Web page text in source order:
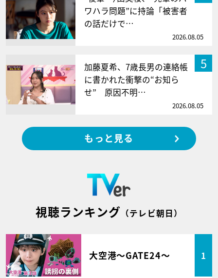
ワハラ問題”に持論「被害者
の話だけで…
2026.08.05
5
加藤夏希、7歳長男の連絡帳
に書かれた衝撃の“お知ら
せ” 原因不明…
2026.08.05
もっと見る
視聴ランキング （テレビ朝日）
大空港～GATE24～ 1